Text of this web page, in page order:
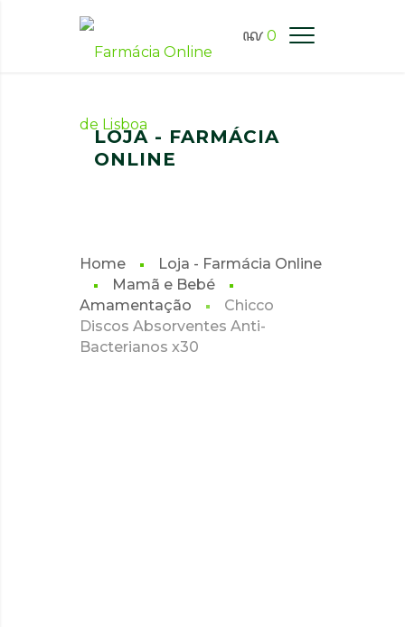
0
FARMÁCIA ONLINE LISBOA
LOJA - FARMÁCIA
ONLINE
Home
Loja - Farmácia Online
Mamã e Bebé
Amamentação
Chicco
Discos Absorventes Anti-
Bacterianos x30